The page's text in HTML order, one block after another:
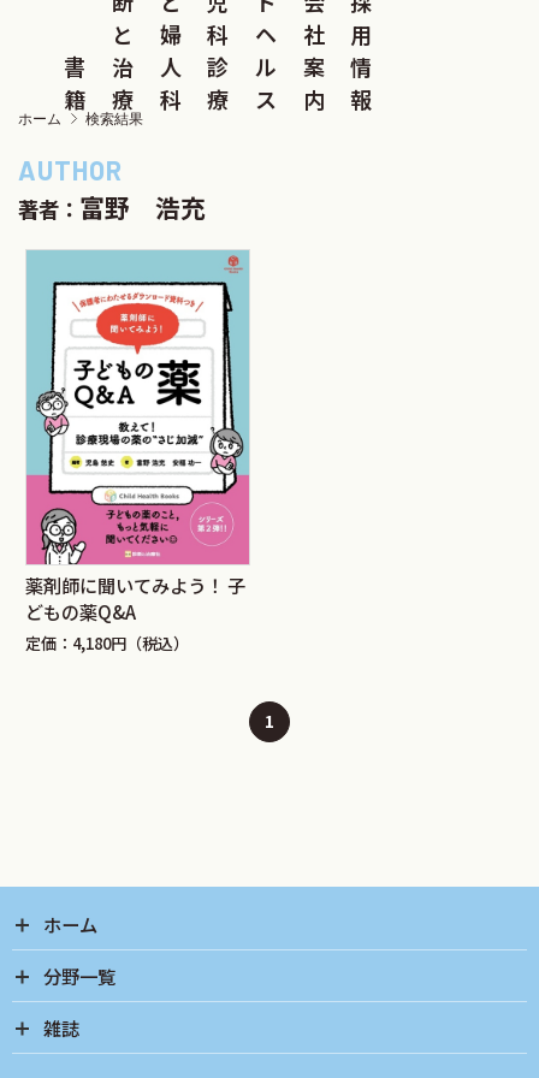
書
籍
と
治
療
婦
人
科
科
診
療
ヘ
ル
ス
社
案
内
用
情
報
ホーム 検索結果
著者： 富野 浩充
薬剤師に聞いてみよう！ 子
どもの薬Q&A
定価：4,180円（税込）
1
ホーム
分野一覧
雑誌